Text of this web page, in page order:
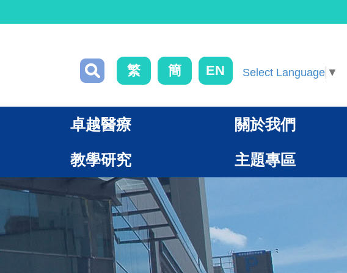
繁 簡 EN Select Language ▼
卓越醫療 關於我們
教學研究 主題專區